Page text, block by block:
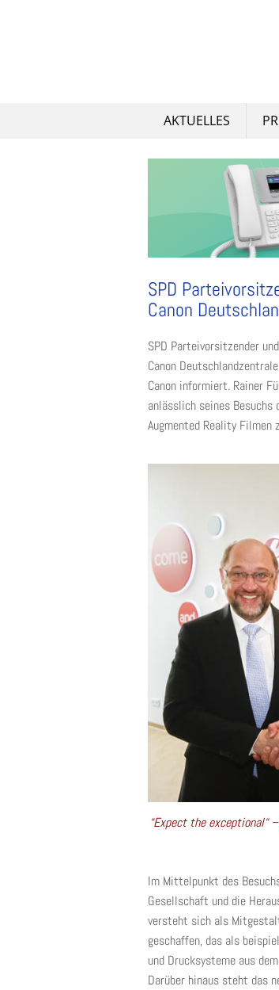
AKTUELLES
SPD
Canon
SPD Parteivorsitzender
Canon
Canon informiert. Rainer
anlässlich seines
Augmented Reality Filmen
“Expect the exceptional“
Im Mittelpunkt des
Gesellschaft und die
versteht sich als
geschaffen, das als
und Drucksysteme aus
Darüber hinaus steht das